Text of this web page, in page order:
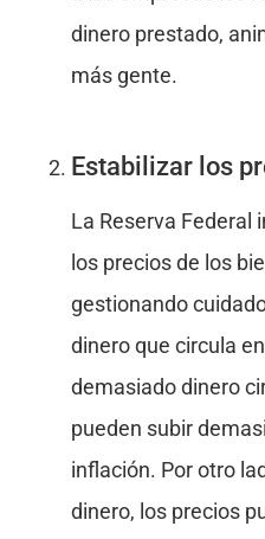
dinero prestado,
más gente.
Estabilizar los
La Reserva
los precios de los
gestionando
dinero que circula
demasiado dinero
pueden subir
inflación. Por otro
dinero, los precios